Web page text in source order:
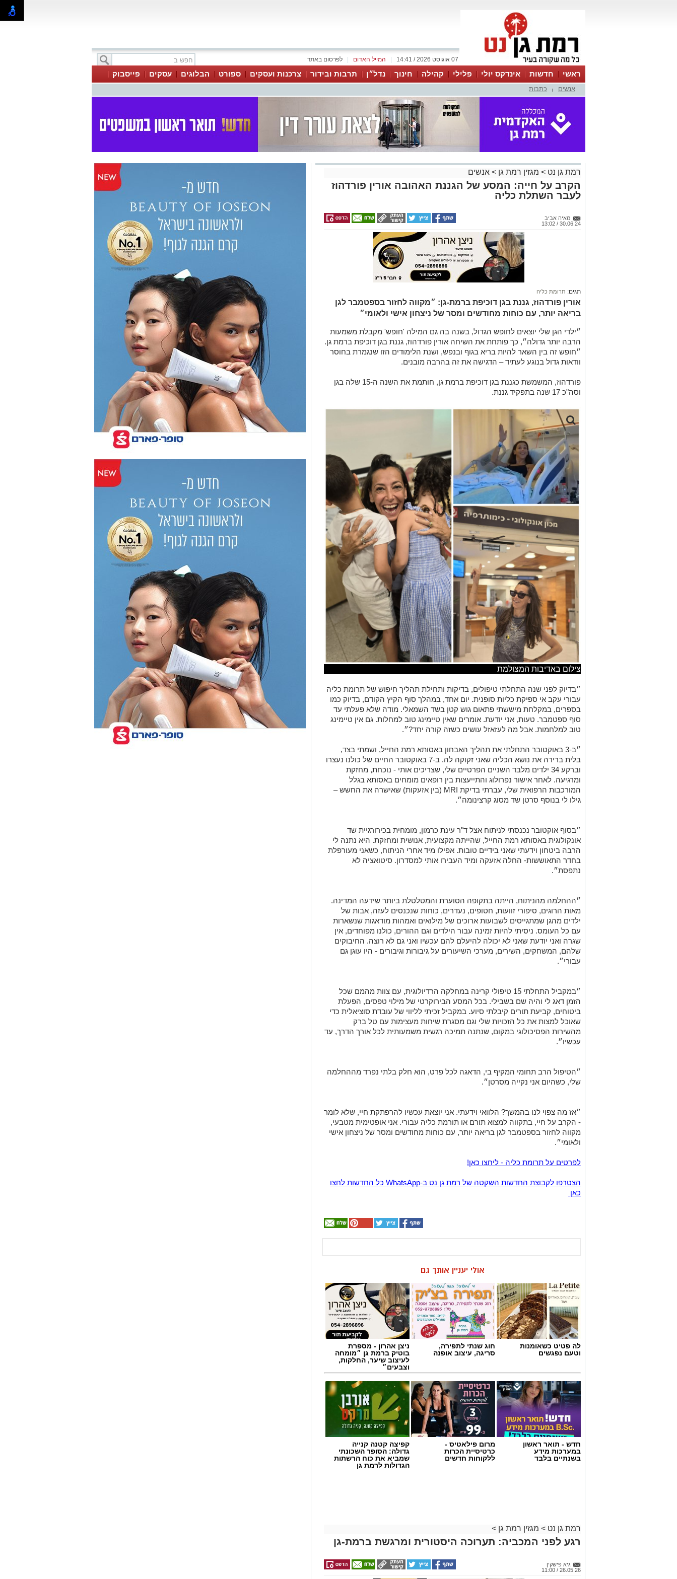
לפרסום באתר המייל האדום 07 אוגוסט 2026 / 14:41
ראשי חדשות אינדקס יולי פלילי קהילה חינוך נדל״ן תרבות ובידור צרכנות ועסקים ספורט הבלוגים עסקים
פייסבוק
ווטסאפ
אנשים כתבות
רמת גן נט > מגזין רמת גן > אנשים
הקרב על חייה: המסע של הגננת האהובה אורין פורדהוז
לעבר השתלת כליה
מאיה אביב
30.06.24 / 13:02
תגים: תרומת כליה
אורין פורדהוז, גננת בגן דוכיפת ברמת-גן: ״מקווה לחזור בספטמבר לגן
בריאה יותר, עם כוחות מחודשים ומסר של ניצחון אישי ולאומי״
״ילדי הגן שלי יוצאים לחופש הגדול, בשנה בה גם המילה 'חופש' מקבלת משמעות
הרבה יותר גדולה״, כך פותחת את השיחה אורין פורדהוז, גננת בגן דוכיפת ברמת גן.
״חופש זה בין השאר להיות בריא בגוף ובנפש, ושנת הלימודים הזו שנגמרת בחוסר
וודאות גדול בנוגע לעתיד – הדגישה את זה בהרבה מובנים.
פורדהוז, המשמשת כגננת בגן דוכיפת ברמת גן, חותמת את השנה ה-15 שלה בגן
וסה"כ 17 שנה בתפקיד גננת.
צילום באדיבות המצולמת
״בדיוק לפני שנה התחלתי טיפולים, בדיקות ותחילת תהליך חיפוש של תרומת כליה
עבורי עקב אי ספיקת כליות סופנית. יום אחד, במהלך סוף הקיץ הקודם, בדיוק כמו
בספרים, במקלחת מיששתי פתאום גוש קטן בשד השמאלי. מודה שלא פעלתי עד
סוף ספטמבר. טעות, אני יודעת. אומרים שאין טיימינג טוב למחלות. גם אין טיימינג
טוב למלחמות. אבל מה לעזאזל עושים כשזה קורה יחד?״.
״ב-3 באוקטובר התחלתי את תהליך האבחון באסותא רמת החייל, ושמתי בצד,
בלית ברירה את נושא הכליה שאני זקוקה לה. ב-7 באוקטובר החיים של כולנו נעצרו
וברקע 34 ילדים מלבד השניים הפרטיים שלי, שצריכים אותי - נוכחת, מחזקת
ומרגיעה. לאחר אישור נפרולוג והתייעצות בין רופאים מומחים באסותא בגלל
המורכבות הרפואית שלי, עברתי בדיקת MRI (בין אזעקות) שאישרה את החשש –
גילו לי בנוסף סרטן שד מסוג קרצינומה״.
״בסוף אוקטובר נכנסתי לניתוח אצל ד"ר עינת כרמון, מומחית בכירורגיית שד
אונקולוגית באסותא רמת החייל, שהייתה מקצועית, אנושית ומחזקת. היא נתנה לי
הרבה ביטחון וידעתי שאני בידיים טובות. אפילו מיד אחרי הניתוח, כשאני מעורפלת
בחדר התאוששות- החלה אזעקה ומיד העבירו אותי למסדרון. סיטואציה לא
נתפסת״.
״ההחלמה מהניתוח, הייתה בתקופה הסוערת והמטלטלת ביותר שידעה המדינה.
מאות הרוגים, סיפורי זוועות, חטופים, נעדרים, כוחות שנכנסים לעזה, אבות של
ילדים מהגן שמתגייסים לשבועות ארוכים של מילואים ואמהות מודאגות שנשארות
עם כל העומס. ניסיתי להיות זמינה עבור הילדים וגם ההורים, כולנו מפוחדים, אין
שגרה ואני יודעת שאני לא יכולה להיעלם להם עכשיו ואני גם לא רוצה. החיבוקים
שלהם, המשחקים, השירים, מערכי השיעורים על גיבורות וגיבורים - היו עוגן גם
עבורי״.
״במקביל התחלתי 15 טיפולי קרינה במחלקה הרדיולוגית, עם צוות מהמם שכל
הזמן דאג לי והיה שם בשבילי. בכל המסע הבירוקרטי של מילוי טפסים, הפעלת
ביטוחים, קביעת תורים קיבלתי סיוע. במקביל זכיתי לליווי של עובדת סוציאלית כדי
שאוכל למצות את כל הזכויות שלי וגם מסגרת שיחות מעצימות עם טל ברק
מהשירות הפסיכולוגי במקום, שנתנה תמיכה רגשית משמעותית לכל אורך הדרך, עד
עכשיו״.
״הטיפול הרב תחומי המקיף בי, הדאגה לכל פרט, הוא חלק בלתי נפרד מההחלמה
שלי, כשהיום אני נקייה מסרטן״.
״אז מה צפוי לנו בהמשך? הלוואי וידעתי. אני יוצאת עכשיו להרפתקת חיי, שלא לומר
- הקרב על חיי, בתקווה למצוא תורם או תורמת כליה עבורי. אני אופטימית מטבעי,
מקווה לחזור בספטמבר לגן בריאה יותר, עם כוחות מחודשים ומסר של ניצחון אישי
ולאומי״.
לפרטים על תרומת כליה - ליחצו כאן!
הצטרפו לקבוצת החדשות השקטה של רמת גן נט ב-WhatsApp כל החדשות לחצו
כאן
אולי יעניין אותך גם
לה פטיט כשאומנות
וטעם נפגשים
חוג שנתי לתפירה,
סריגה, עיצוב אופנה
ניצן אהרון - מספרת
בוטיק ברמת גן ״מומחה
לעיצוב שיער, החלקות,
וצבעים״
חדש - תואר ראשון
במערכות מידע
בשנתיים בלבד
מרום פילאטיס -
כרטיסיית הכרות
ללקוחות חדשים
קפיצה קטנה קנייה
גדולה: הסופר השכונתי
שמביא את כוח הרשתות
הגדולות לרמת גן
רמת גן נט > מגזין רמת גן >
רגע לפני המכביה: תערוכה היסטורית ומרגשת ברמת-גן
גיא פישקין
26.05.26 / 11:00